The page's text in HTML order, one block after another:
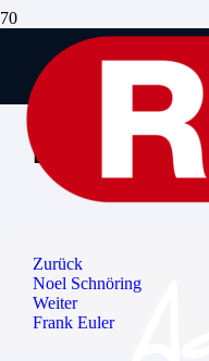
Ansprechpartner Service
Dirk Bergmann
Zurück
Noel Schnöring
Weiter
Frank Euler